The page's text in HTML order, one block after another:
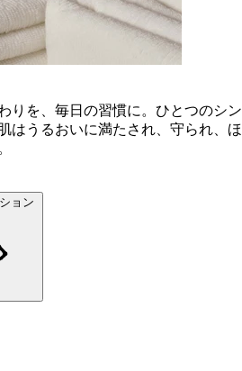
りを、毎日の習慣に。ひとつのシン
はうるおいに満たされ、守られ、ほ
ョン